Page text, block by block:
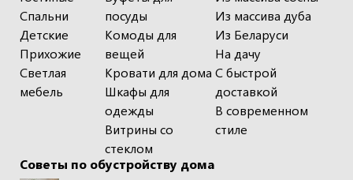
Спальни
Детские
Прихожие
Светлая
мебель
посуды
Комоды для
вещей
Кровати для дома
Шкафы для
одежды
Витрины со
стеклом
Из массива дуба
Из Беларуси
На дачу
С быстрой
доставкой
В современном
стиле
Советы по обустройству дома